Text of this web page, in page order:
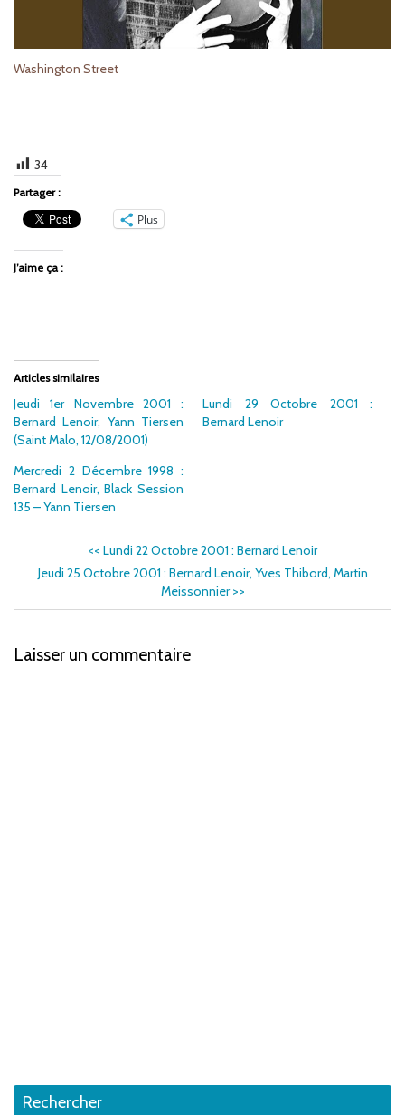
Washington Street
34
Partager :
Plus
J’aime ça :
Articles similaires
Jeudi 1er Novembre 2001 :
Bernard Lenoir, Yann Tiersen
(Saint Malo, 12/08/2001)
Lundi 29 Octobre 2001 :
Bernard Lenoir
Mercredi 2 Décembre 1998 :
Bernard Lenoir, Black Session
135 – Yann Tiersen
<< Lundi 22 Octobre 2001 : Bernard Lenoir
Jeudi 25 Octobre 2001 : Bernard Lenoir, Yves Thibord, Martin
Meissonnier>>
Laisser un commentaire
Rechercher